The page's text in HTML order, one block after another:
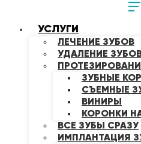
УСЛУГИ
ЛЕЧЕНИЕ ЗУБОВ
УДАЛЕНИЕ
ЗУБНЫЕ
СЪЕМНЫЕ
ВИНИРЫ
КОРОНКИ
ВСЕ ЗУБЫ СРАЗУ
ИМПЛАНТАЦИЯ